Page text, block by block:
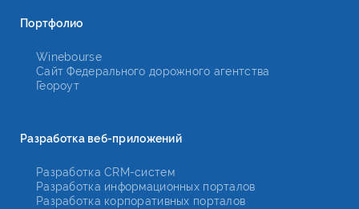
Портфолио
Winebourse
Сайт Федерального дорожного агентства
Геороут
Разработка веб-приложений
Разработка CRM-систем
Разработка информационных порталов
Разработка корпоративных порталов